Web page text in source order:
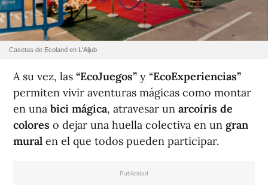
Casetas de Ecoland en L'Aljub
A su vez, las “EcoJuegos” y “EcoExperiencias”
permiten vivir aventuras mágicas como montar
en una bici mágica, atravesar un arcoíris de
colores o dejar una huella colectiva en un gran
mural en el que todos pueden participar.